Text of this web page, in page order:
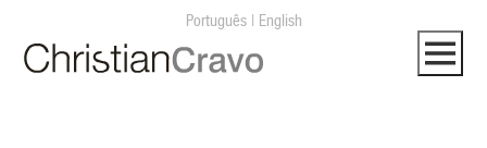
Português| English